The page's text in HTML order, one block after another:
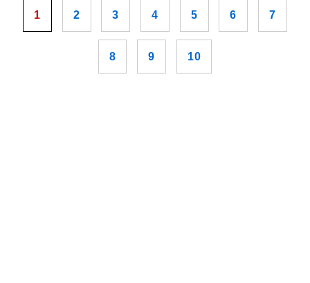
1 2 3 4 5 6 7
8 9 10